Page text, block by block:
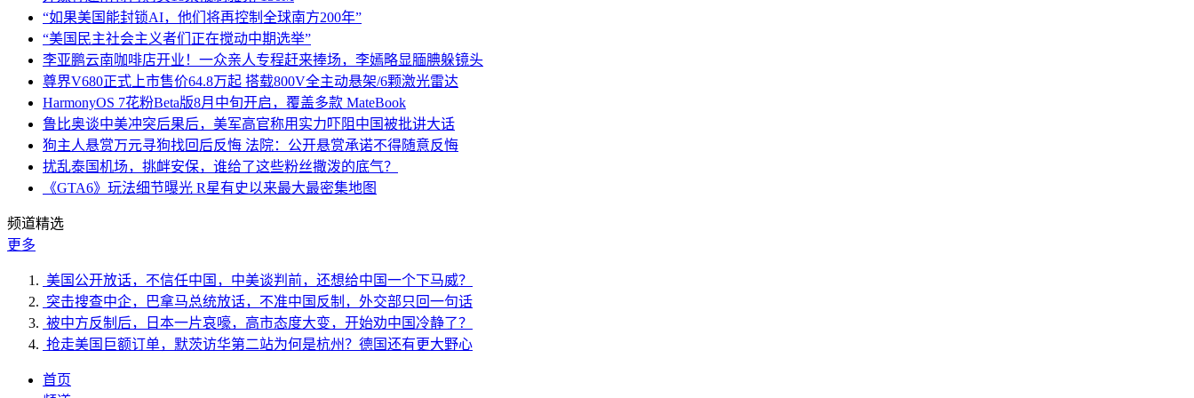
“如果美国能封锁AI，他们将再控制全球南方200年”
“美国民主社会主义者们正在搅动中期选举”
李亚鹏云南咖啡店开业！一众亲人专程赶来捧场，李嫣略显腼腆躲镜头
尊界V680正式上市售价64.8万起 搭载800V全主动悬架/6颗激光雷达
HarmonyOS 7花粉Beta版8月中旬开启，覆盖多款 MateBook
鲁比奥谈中美冲突后果后，美军高官称用实力吓阻中国被批讲大话
狗主人悬赏万元寻狗找回后反悔 法院：公开悬赏承诺不得随意反悔
扰乱泰国机场，挑衅安保，谁给了这些粉丝撒泼的底气？
《GTA6》玩法细节曝光 R星有史以来最大最密集地图
频道精选
更多
美国公开放话，不信任中国，中美谈判前，还想给中国一个下马威？
突击搜查中企，巴拿马总统放话，不准中国反制，外交部只回一句话
被中方反制后，日本一片哀嚎，高市态度大变，开始劝中国冷静了？
抢走美国巨额订单，默茨访华第二站为何是杭州？德国还有更大野心
首页